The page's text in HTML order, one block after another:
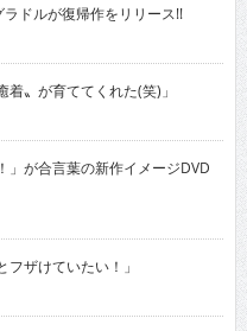
ドルが復帰作をリリース!!
〟が育ててくれた(笑)」
が合言葉の新作イメージDVD
ザけていたい！」